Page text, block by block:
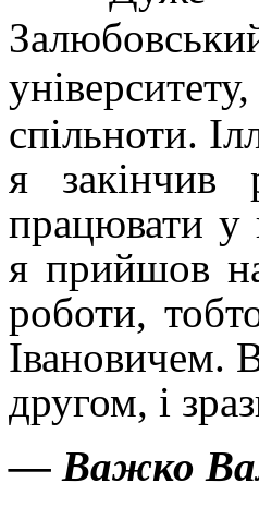
спільноти.
я закінчив
працювати у
я прийшов
роботи,
Івановичем.
другом, і
— Важко